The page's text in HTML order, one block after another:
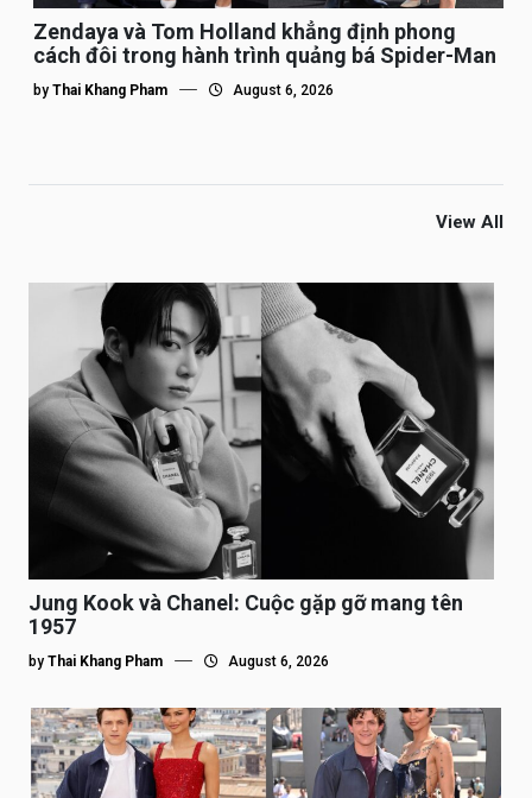
Zendaya và Tom Holland khẳng định phong
cách đôi trong hành trình quảng bá Spider-Man
by Thai Khang Pham August 6, 2026
View All
Jung Kook và Chanel: Cuộc gặp gỡ mang tên
1957
by Thai Khang Pham August 6, 2026